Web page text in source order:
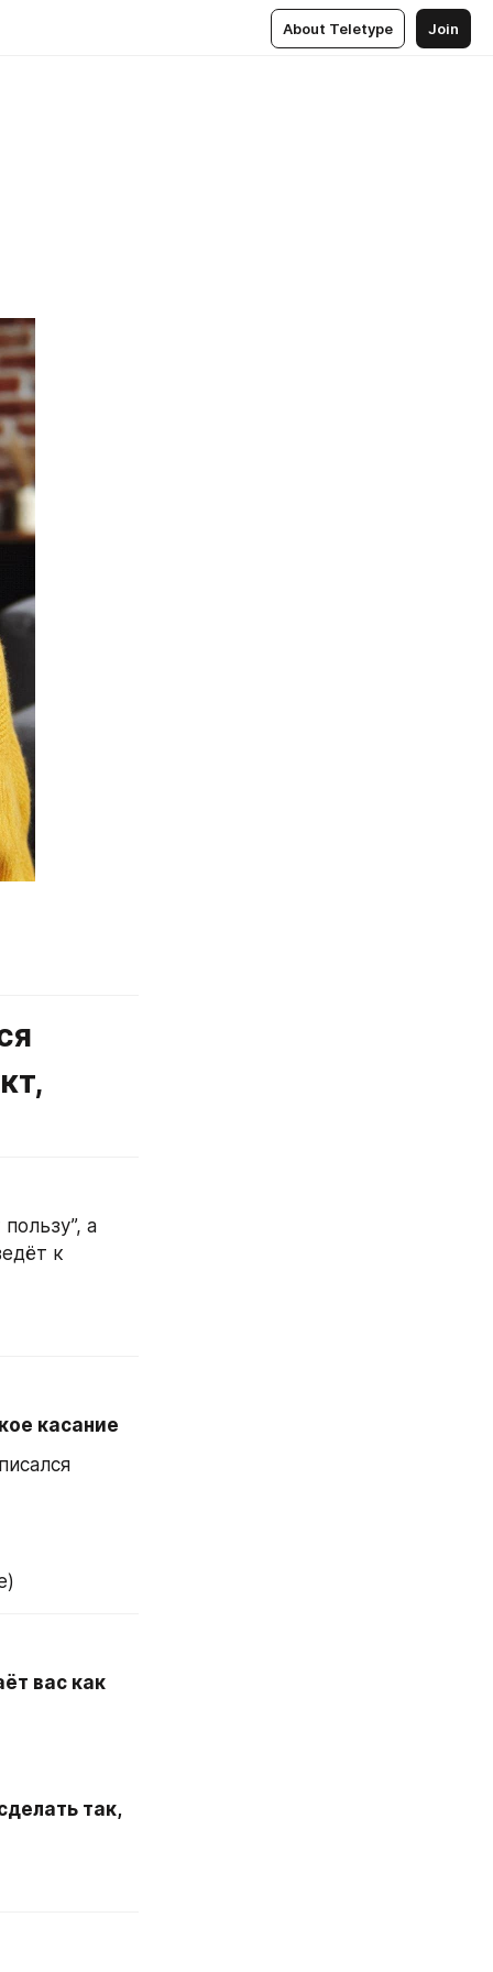
About Teletype Join
к
касание
вас как
так,